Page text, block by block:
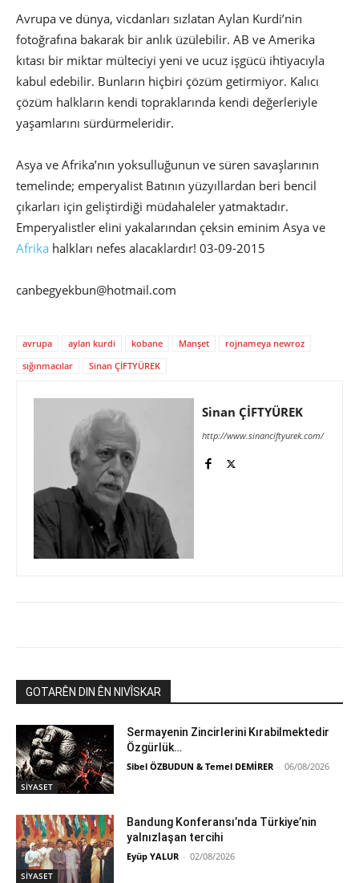
Avrupa ve dünya, vicdanları sızlatan Aylan Kurdi’nin
fotoğrafına bakarak bir anlık üzülebilir. AB ve Amerika
kıtası bir miktar mülteciyi yeni ve ucuz işgücü ihtiyacıyla
kabul edebilir. Bunların hiçbiri çözüm getirmiyor. Kalıcı
çözüm halkların kendi topraklarında kendi değerleriyle
yaşamlarını sürdürmeleridir.
Asya ve Afrika’nın yoksulluğunun ve süren savaşlarının
temelinde; emperyalist Batının yüzyıllardan beri bencil
çıkarları için geliştirdiği müdahaleler yatmaktadır.
Emperyalistler elini yakalarından çeksin eminim Asya ve
Afrika halkları nefes alacaklardır! 03-09-2015
canbegyekbun@hotmail.com
avrupa aylan kurdi kobane Manşet
rojnameya newroz
sığınmacılar
Sinan ÇİFTYÜREK
Sinan ÇİFTYÜREK
http://www.sinanciftyurek.com/
GOTARÊN DIN ÊN NIVÎSKAR
SİYASET
Sermayenin Zincirlerini Kırabilmektedir
Özgürlük…
Sibel ÖZBUDUN & Temel DEMİRER - 06/08/2026
SİYASET
Bandung Konferansı’nda Türkiye’nin
yalnızlaşan tercihi
Eyüp YALUR - 02/08/2026